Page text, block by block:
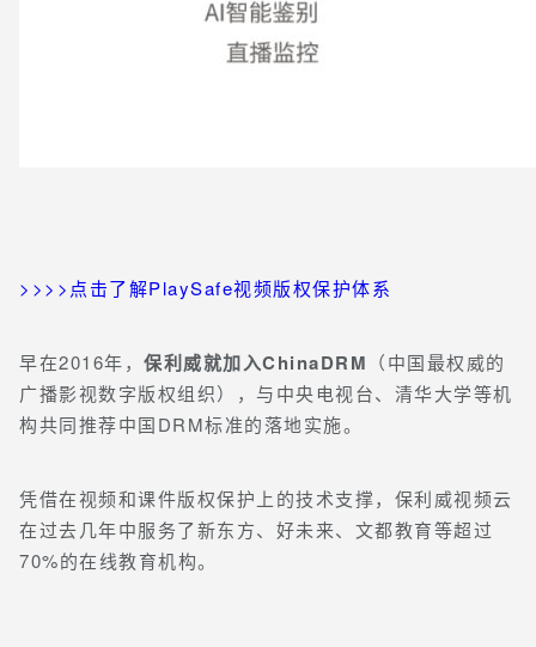
>>>>点击了解PlaySafe视频版权保护体系
早在2016年， 保利威就加入ChinaDRM （中国最权威的
广播影视数字版权组织），与中央电视台、清华大学等机
构共同推荐中国DRM标准的落地实施。
凭借在视频和课件版权保护上的技术支撑，保利威视频云
在过去几年中服务了新东方、好未来、文都教育等超过
70%的在线教育机构。